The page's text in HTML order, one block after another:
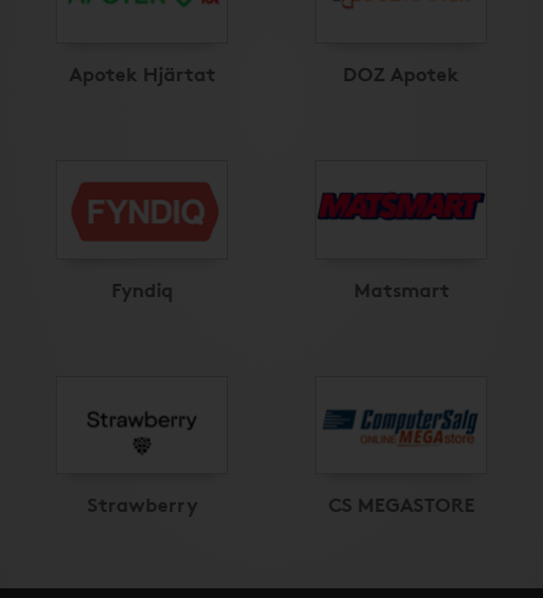
Apotek Hjärtat DOZ Apotek
Fyndiq Matsmart
Strawberry CS MEGASTORE